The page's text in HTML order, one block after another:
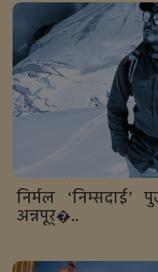
निर्मल ‘निम्सदाई’
अन्नपूर्�..